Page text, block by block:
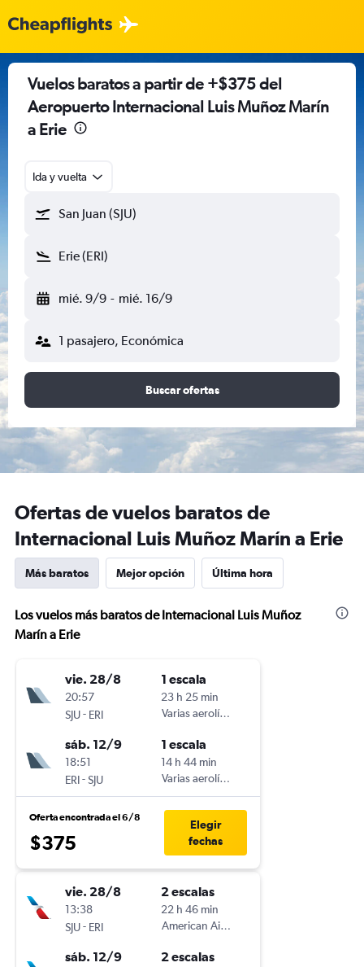
Vuelos baratos a partir de +$375 del
Aeropuerto Internacional Luis Muñoz Marín
a Erie
Ida y vuelta
San Juan (SJU)
Erie (ERI)
mié. 9/9 - mié. 16/9
1 pasajero, Económica
Buscar ofertas
Ofertas de vuelos baratos de
Internacional Luis Muñoz Marín a Erie
Más baratos Mejor opción Última hora
Los vuelos más baratos de Internacional Luis Muñoz
Marín a Erie
vie. 28/8
20:57
SJU- ERI
1 escala
23 h 25 min
Varias aerolíneas
sáb. 12/9
18:51
ERI-SJU
1 escala
14 h 44 min
Varias aerolíneas
Oferta encontrada el 6/8
$375
Elegir
fechas
vie. 28/8
13:38
SJU- ERI
2 escalas
22 h 46 min
American Airlines
sáb. 12/9 2 escalas